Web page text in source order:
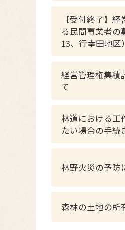
【受付終了】
る民間事業者の
13、行幸田地区）
経営管理権集積
て
林道における工
たい場合の手続
林野火災の予防
森林の土地の所